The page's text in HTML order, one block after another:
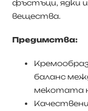
фъстъци, ядки
вещества.
Предимства:
баланс
мекотата